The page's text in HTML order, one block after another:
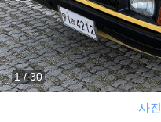
1/30
사진